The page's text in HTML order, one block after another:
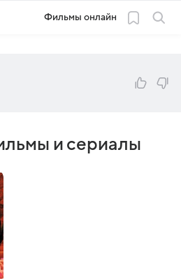
Фильмы онлайн
и сериалы